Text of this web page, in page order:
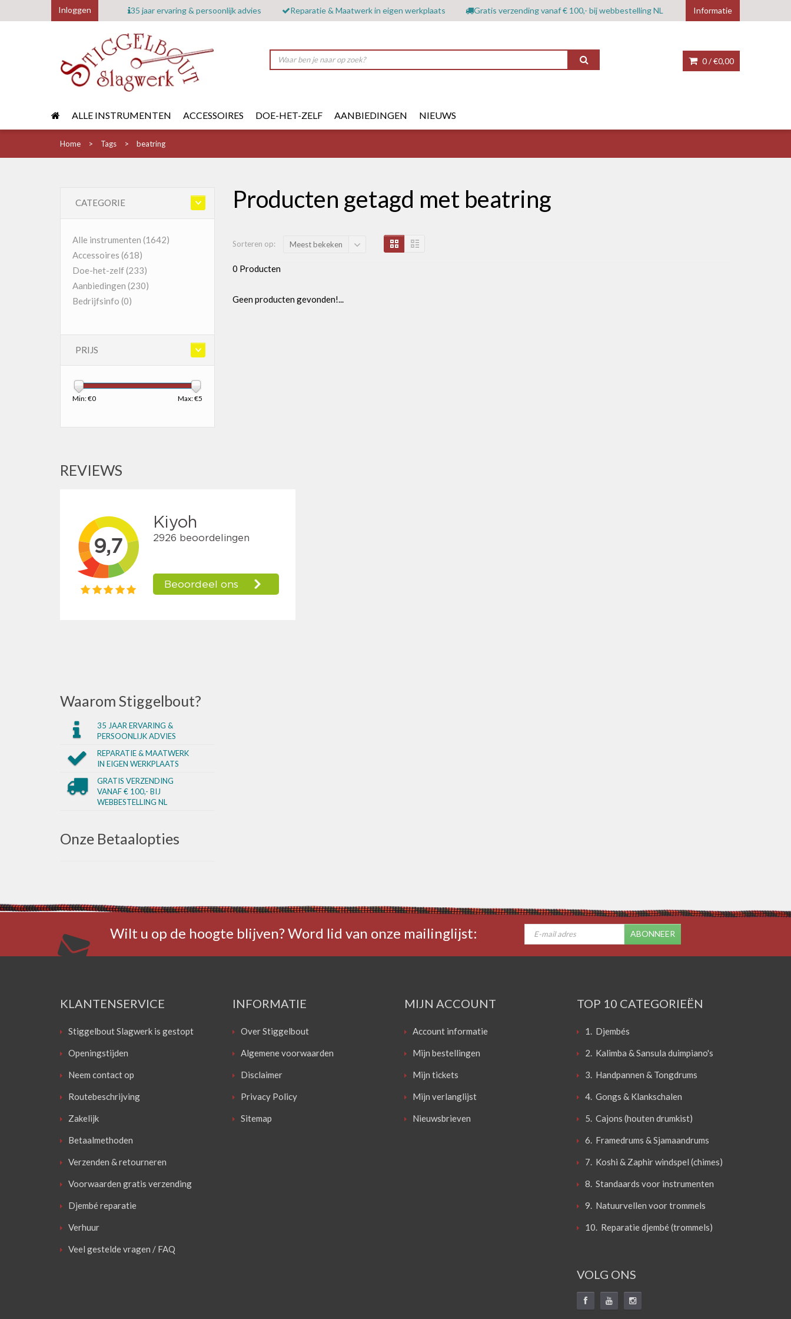
Inloggen 35 jaar ervaring & persoonlijk advies Reparatie & Maatwerk in eigen werkplaats Gratis verzending vanaf € 100,- bij webbestelling NL Informatie
0 /€0,00
ALLE INSTRUMENTEN ACCESSOIRES DOE-HET-ZELF AANBIEDINGEN NIEUWS
Home Tags beatring
CATEGORIE
Alle instrumenten (1642)
Accessoires (618)
Doe-het-zelf(233)
Aanbiedingen (230)
Bedrijfsinfo (0)
PRIJS
Min: €0 Max: €5
REVIEWS
Waarom Stiggelbout?
35 JAAR ERVARING &
PERSOONLIJK ADVIES
REPARATIE & MAATWERK
IN EIGEN WERKPLAATS
GRATIS VERZENDING
VANAF € 100,- BIJ
WEBBESTELLING NL
Onze Betaalopties
Producten getagd met beatring
Sorteren op: Meest bekeken
0 Producten
Geen producten gevonden!...
Wilt u op de hoogte blijven? Word lid van onze mailinglijst: ABONNEER
KLANTENSERVICE
Stiggelbout Slagwerk is gestopt
Openingstijden
Neem contact op
Routebeschrijving
Zakelijk
Betaalmethoden
Verzenden & retourneren
Voorwaarden gratis verzending
Djembé reparatie
Verhuur
Veel gestelde vragen / FAQ
INFORMATIE
Over Stiggelbout
Algemene voorwaarden
Disclaimer
Privacy Policy
Sitemap
MIJN ACCOUNT
Account informatie
Mijn bestellingen
Mijn tickets
Mijn verlanglijst
Nieuwsbrieven
TOP 10 CATEGORIEËN
1. Djembés
2. Kalimba & Sansula duimpiano's
3. Handpannen & Tongdrums
4. Gongs & Klankschalen
5. Cajons (houten drumkist)
6. Framedrums & Sjamaandrums
7. Koshi & Zaphir windspel (chimes)
8. Standaards voor instrumenten
9. Natuurvellen voor trommels
10. Reparatie djembé (trommels)
VOLG ONS